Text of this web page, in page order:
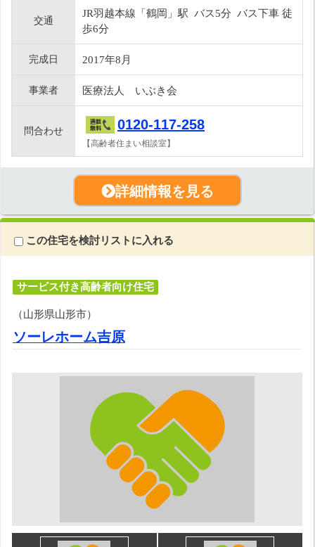
交通
JR羽越本線「鶴岡」駅 バス5分 バス下車 徒
歩6分
完成日 2017年8月
事業者 医療法人 いぶき会
問合わせ 0120-117-258
【高齢者住まい相談室】
詳細情報を見る
この住宅を検討リストに入れる
サービス付き高齢者向け住宅
（山形県山形市）
ソーレホーム吉原